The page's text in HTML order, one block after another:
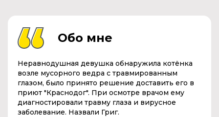
Обо мне
Неравнодушная девушка обнаружила котёнка
возле мусорного ведра с травмированным
глазом, было принято решение доставить его в
приют "Краснодог". При осмотре врачом ему
диагностировали травму глаза и вирусное
заболевание. Назвали Григ.